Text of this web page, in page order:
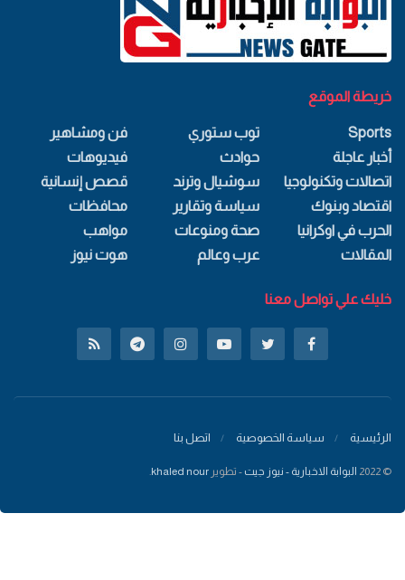
خريطة الموقع
Sports
أخبار عاجلة
اتصالات وتكنولوجيا
اقتصاد وبنوك
الحرب في اوكرانيا
المقالات
توب ستوري
حوادث
سوشيال وترند
سياسة وتقارير
صحة ومنوعات
عرب وعالم
فن ومشاهير
فيديوهات
قصص إنسانية
محافظات
مواهب
هوت نيوز
خليك علي تواصل معنا
الرئيسية سياسة الخصوصية اتصل بنا
© 2022 البوابة الاخبارية - نيوز جيت- تطوير khaled nour
.